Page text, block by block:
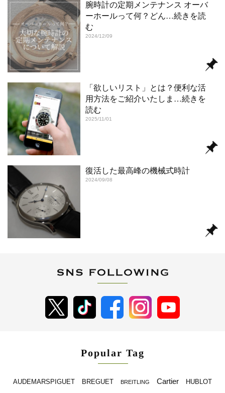
腕時計の定期メンテナンス オーバ
ーホールって何？どん…続きを読
む
2024/12/09
「欲しいリスト」とは？便利な活
用方法をご紹介いたしま …続きを
読む
2025/11/01
復活した最高峰の機械式時計
2024/09/08
Popular Tag
AUDEMARSPIGUET BREGUET BREITLING Cartier HUBLOT